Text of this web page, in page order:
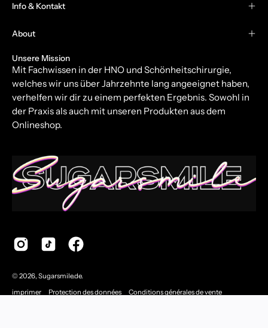
Info & Kontakt
About
Unsere Mission
Mit Fachwissen in der HNO und Schönheitschirurgie,
welches wir uns über Jahrzehnte lang angeeignet haben,
verhelfen wir dir zu einem perfekten Ergebnis. Sowohl in
der Praxis als auch mit unseren Produkten aus dem
Onlineshop.
© 2026, Sugarsmile.de.
imprimer
Protection des données Conditions générales de vente